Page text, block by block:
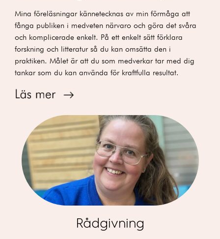
Mina föreläsningar kännetecknas av min förmåga att
fånga publiken i medveten närvaro och göra det svåra
och komplicerade enkelt. På ett enkelt sätt förklara
forskning och litteratur så du kan omsätta den i
praktiken. Målet är att du som medverkar tar med dig
tankar som du kan använda för kraftfulla resultat.
Rådgivning